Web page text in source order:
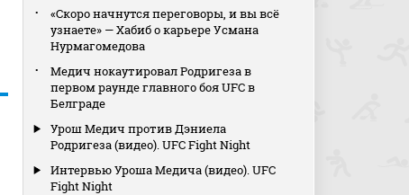
«Скоро начнутся переговоры, и вы всё
узнаете» — Хабиб о карьере Усмана
Нурмагомедова
Медич нокаутировал Родригеза в
первом раунде главного боя UFC в
Белграде
Урош Медич против Дэниела
Родригеза (видео). UFC Fight Night
Интервью Уроша Медича (видео). UFC
Fight Night